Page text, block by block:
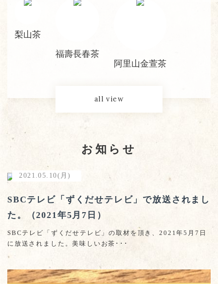
梨山茶
福壽長春茶
阿里山金萱茶
all view
お知らせ
2021.05.10(月)
SBCテレビ「ずくだせテレビ」で放送されまし
た。（2021年5月7日）
SBCテレビ「ずくだせテレビ」の取材を頂き、2021年5月7日
に放送されました。美味しいお茶･･･